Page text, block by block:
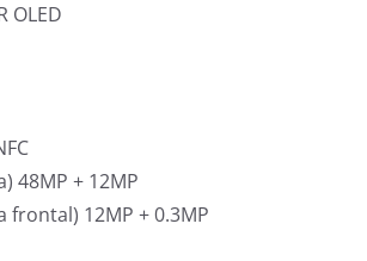
OLED
48MP + 12MP
frontal) 12MP + 0.3MP